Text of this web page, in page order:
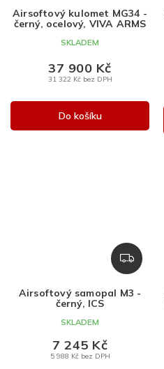
R
Airsoftový kulomet MG34 -
černý, ocelový, VIVA ARMS
SKLADEM
31 322 Kč bez DPH
37 900 Kč
Do košíku
Z
D
R
Airsoftový samopal M3 -
černý, ICS
SKLADEM
5 988 Kč bez DPH
7 245 Kč